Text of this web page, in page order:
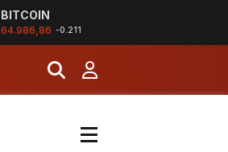
BITCOIN
64.986,86 -0.211